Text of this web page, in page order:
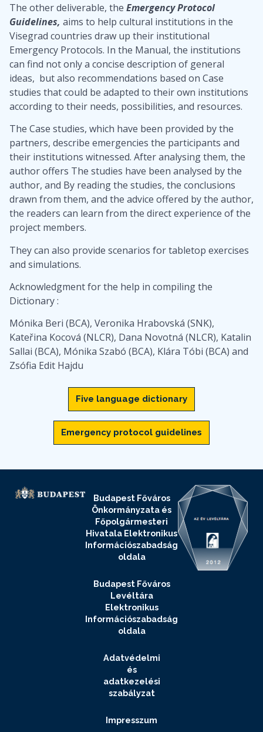
The other deliverable, the Emergency Protocol
Guidelines, aims to help cultural institutions in the
Visegrad countries draw up their institutional
Emergency Protocols. In the Manual, the institutions
can find not only a concise description of general
ideas, but also recommendations based on Case
studies that could be adapted to their own institutions
according to their needs, possibilities, and resources.
The Case studies, which have been provided by the
partners, describe emergencies the participants and
their institutions witnessed. After analysing them, the
author offers The studies have been analysed by the
author, and By reading the studies, the conclusions
drawn from them, and the advice offered by the author,
the readers can learn from the direct experience of the
project members.
They can also provide scenarios for tabletop exercises
and simulations.
Acknowledgment for the help in compiling the
Dictionary :
Mónika Beri (BCA), Veronika Hrabovská (SNK),
Kateřina Kocová (NLCR), Dana Novotná (NLCR), Katalin
Sallai (BCA), Mónika Szabó (BCA), Klára Tóbi (BCA) and
Zsófia Edit Hajdu
Five language dictionary
Emergency protocol guidelines
Budapest Főváros
Önkormányzata és
Főpolgármesteri
Hivatala Elektronikus
Információszabadság
oldala
Budapest Főváros
Levéltára
Elektronikus
Információszabadság
oldala
Adatvédelmi
és
adatkezelési
szabályzat
Impresszum